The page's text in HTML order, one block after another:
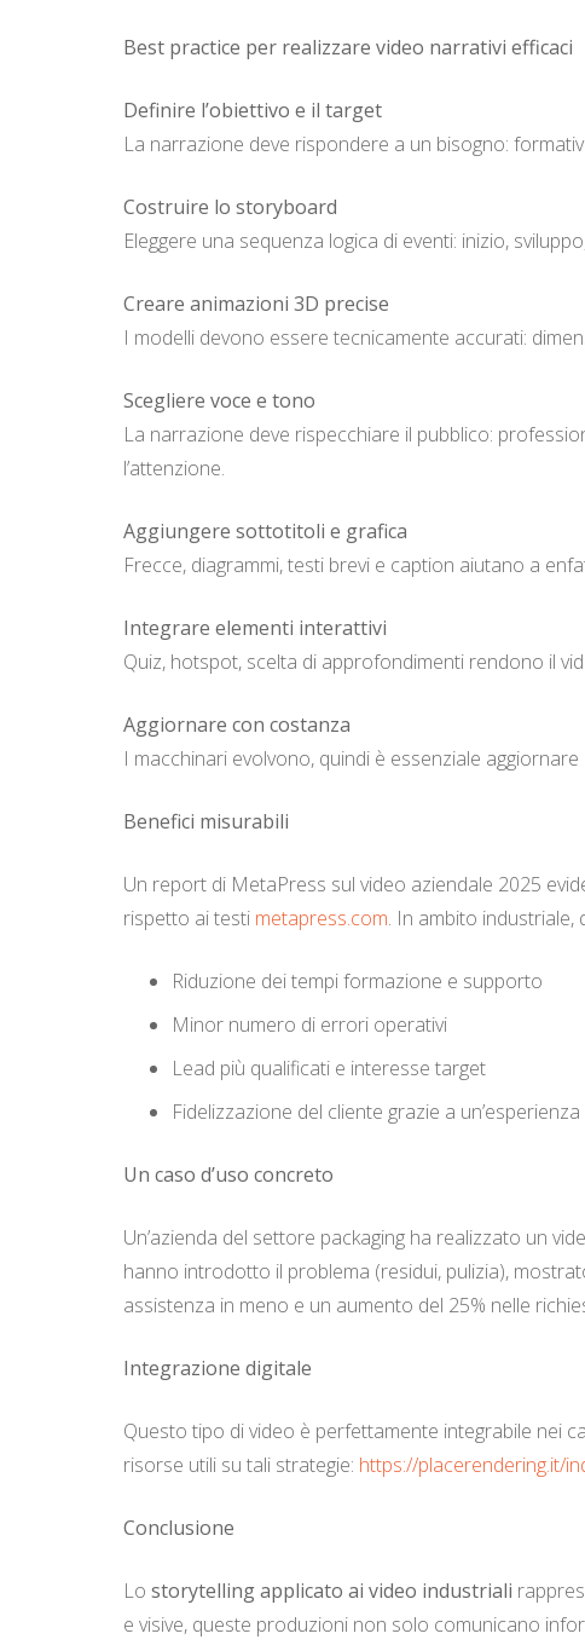
Best practice per realizzare video narrativi efficaci
Definire l’obiettivo e il target
La narrazione deve rispondere a un bisogno:
Costruire lo storyboard
Eleggere una sequenza logica di eventi: inizio,
Creare animazioni 3D precise
I modelli devono essere tecnicamente accurati:
Scegliere voce e tono
La narrazione deve rispecchiare il pubblico:
l’attenzione.
Aggiungere sottotitoli e grafica
Frecce, diagrammi, testi brevi e caption aiutano a
Integrare elementi interattivi
Quiz, hotspot, scelta di approfondimenti rendono il
Aggiornare con costanza
I macchinari evolvono, quindi è essenziale
Benefici misurabili
Un report di MetaPress sul video aziendale 2025
rispetto ai testi metapress.com. In ambito industriale,
Riduzione dei tempi formazione e supporto
Minor numero di errori operativi
Lead più qualificati e interesse target
Fidelizzazione del cliente grazie a
Un caso d’uso concreto
Un’azienda del settore packaging ha realizzato un
hanno introdotto il problema (residui, pulizia),
assistenza in meno e un aumento del 25% nelle
Integrazione digitale
Questo tipo di video è perfettamente integrabile nei
risorse utili su tali strategie: https://placerendering.it/
Conclusione
Lo storytelling applicato ai video industriali
e visive, queste produzioni non solo comunicano